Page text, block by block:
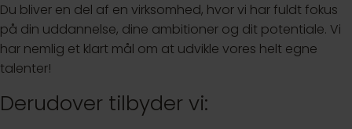
Du bliver en del af en virksomhed, hvor vi har fuldt fokus
på din uddannelse, dine ambitioner og dit potentiale. Vi
har nemlig et klart mål om at udvikle vores helt egne
talenter!
Derudover tilbyder vi: